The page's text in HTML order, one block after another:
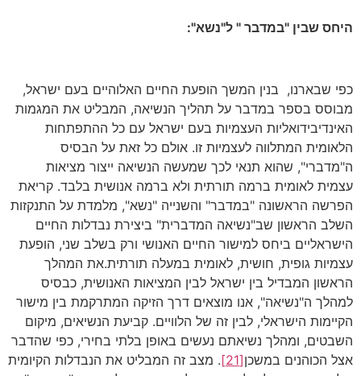
היחס שבין "במדבר " ל"נשא":
כפי שבארנו, בנין המשך הופעת החיים האלוהיים בעם ישראל,
מבוסס בספר במדבר על תהליך הנשיאה, המבליט את המגמות
האינדיבידואליות העצמיות בעם ישראל עם כל ההתפתחות
הלאומית המתלווה לעצמיות זו. אולם כל זאת על הבסיס
ה"מדברי", שהוא תנאי לכך שמעשה הנשיאה ייצור מציאות
עצמית לאומית ברמה תורתית ולא ברמה אנושית בלבד. קריאת
הפרשה הראשונה "במדבר" והשנייה "נשא", מלמדת על התנקזות
השלב הראשון שב"נשיאה המדברית" ביצירת נבדלות החיים
הישראליים ביחס למישור החיים האנושי ורק בשלב שני, הופעת
עצמיות גופית, חושית, לאומית במעלה תורתית.את המהלך
הראשון המבדיל בין ישראל לבין המציאות האנושית, כבסיס
למהלך ה"נשיאה", אנו מוצאים דרך הזיקה המתרקמת בין מישור
הקיימות הישראלי, לבין זה של הלוויים. קביעת הנשיאים, מיקום
השבטים, ומהלך נשיאתם נעשים באופן בלתי בחירי, כפי שהדבר
אצל הכוהנים במשכן[21]
. מצב זה המבליט את הנבדלות הקיומית